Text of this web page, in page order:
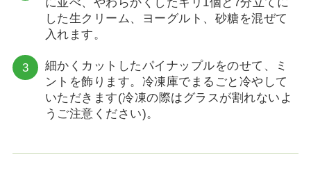
した生クリーム、ヨーグルト、砂糖を混ぜて
入れます。
細かくカットしたパイナップルをのせて、ミ
ントを飾ります。冷凍庫でまるごと冷やして
いただきます(冷凍の際はグラスが割れないよ
うご注意ください)。